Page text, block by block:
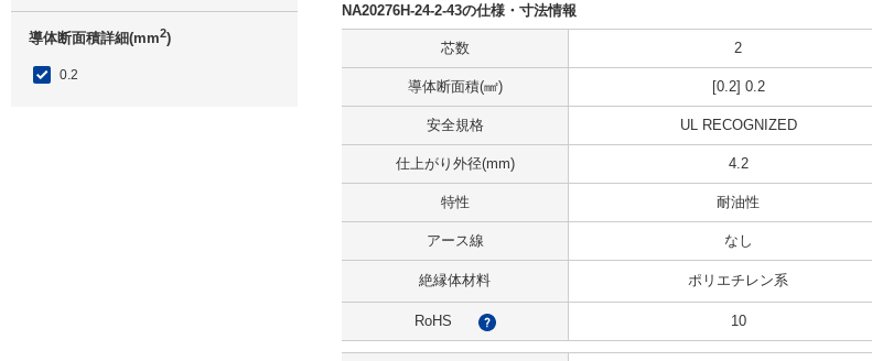
導体断面積詳細(mm2)
0.2
NA20276H-24-2-43の仕様・寸法情報
芯数 2
導体断面積(㎟) [0.2] 0.2
安全規格 UL RECOGNIZED
仕上がり外径(mm) 4.2
特性 耐油性
アース線 なし
絶縁体材料 ポリエチレン系
RoHS ? 10